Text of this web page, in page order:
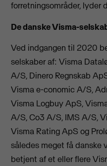
forretningsområder, lyder
De danske Visma-
Ved indgangen til 2020
selskaber af: Visma
A/S, Dinero Regnskab
Visma e-conomic A/S,
Visma Logbuy ApS,
A/S, Co3 A/S, IMS A/S,
Visma Rating ApS og
således meget få danske
betjent af et eller flere